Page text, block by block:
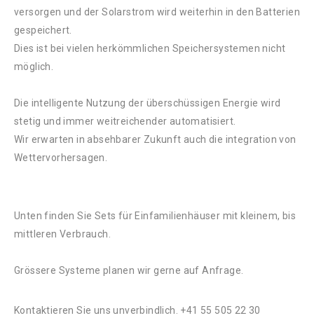
versorgen und der Solarstrom wird weiterhin in den Batterien
gespeichert.
Dies ist bei vielen herkömmlichen Speichersystemen nicht
möglich.
Die intelligente Nutzung der überschüssigen Energie wird
stetig und immer weitreichender automatisiert.
Wir erwarten in absehbarer Zukunft auch die integration von
Wettervorhersagen.
Unten finden Sie Sets für Einfamilienhäuser mit kleinem, bis
mittleren Verbrauch.
Grössere Systeme planen wir gerne auf Anfrage.
Kontaktieren Sie uns unverbindlich. +41 55 505 22 30